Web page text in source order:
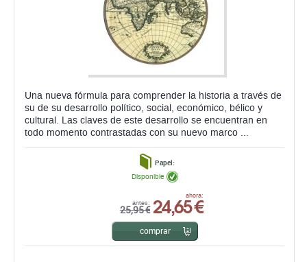
Una nueva fórmula para comprender la historia a través de
su de su desarrollo político, social, económico, bélico y
cultural. Las claves de este desarrollo se encuentran en
todo momento contrastadas con su nuevo marco ...
Papel:
antes:
25,95 €
ahora:
24,65 €
Disponible
comprar